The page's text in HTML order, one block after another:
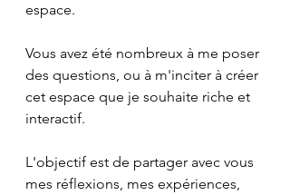
espace.
Vous avez été nombreux à me poser
des questions, ou à m'inciter à créer
cet espace que je souhaite riche et
interactif.
L'objectif est de partager avec vous
mes réflexions, mes expériences,